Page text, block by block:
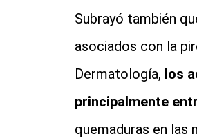
Subrayó también
asociados con la
Dermatología, los
principalmente
quemaduras en las